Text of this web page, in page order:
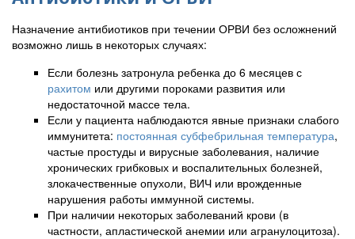
Назначение антибиотиков при течении ОРВИ без осложнений
возможно лишь в некоторых случаях:
Если болезнь затронула ребенка до 6 месяцев с
рахитом или другими пороками развития или
недостаточной массе тела.
Если у пациента наблюдаются явные признаки слабого
иммунитета: постоянная субфебрильная температура,
частые простуды и вирусные заболевания, наличие
хронических грибковых и воспалительных болезней,
злокачественные опухоли, ВИЧ или врожденные
нарушения работы иммунной системы.
При наличии некоторых заболеваний крови (в
частности, апластической анемии или агранулоцитоза).